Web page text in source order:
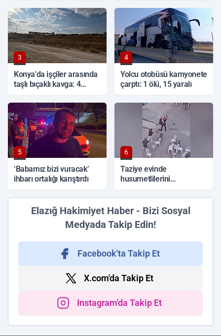
3
Konya'da işçiler arasında
taşlı bıçaklı kavga: 4
4
Yolcu otobüsü kamyonete
çarptı: 1 ölü, 15 yaralı
5
‘Babamız bizi vuracak’
ihbarı ortalığı karıştırdı
6
Taziye evinde
husumetlilerini
Elazığ Hakimiyet Haber - Bizi Sosyal
Medyada Takip Edin!
Facebook'ta Takip Et
X.com'da Takip Et
Instagram'da Takip Et